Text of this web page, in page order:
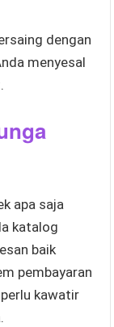
dengan
menyesal
apa saja
katalog
baik
pembayaran
kawatir